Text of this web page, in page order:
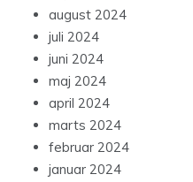
august 2024
juli 2024
juni 2024
maj 2024
april 2024
marts 2024
februar 2024
januar 2024